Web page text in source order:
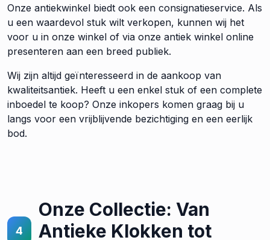
Onze antiekwinkel biedt ook een consignatieservice. Als
u een waardevol stuk wilt verkopen, kunnen wij het
voor u in onze winkel of via onze antiek winkel online
presenteren aan een breed publiek.
Wij zijn altijd geïnteresseerd in de aankoop van
kwaliteitsantiek. Heeft u een enkel stuk of een complete
inboedel te koop? Onze inkopers komen graag bij u
langs voor een vrijblijvende bezichtiging en een eerlijk
bod.
4
Onze Collectie: Van
Antieke Klokken tot